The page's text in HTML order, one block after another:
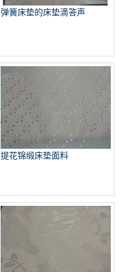
弹簧床垫的床垫滴答声
提花锦缎床垫面料